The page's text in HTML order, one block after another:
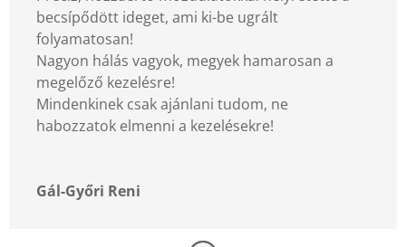
becsípődött ideget, ami ki-be ugrált
folyamatosan!
Nagyon hálás vagyok, megyek hamarosan a
megelőző kezelésre!
Mindenkinek csak ajánlani tudom, ne
habozzatok elmenni a kezelésekre!
Gál-Győri Reni